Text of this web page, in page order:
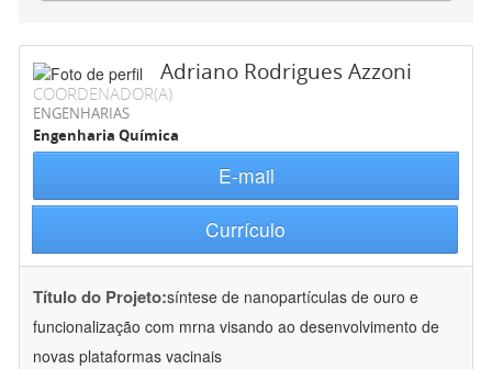
Adriano Rodrigues Azzoni
COORDENADOR(A)
ENGENHARIAS
Engenharia Química
E-mail
Currículo
Título do Projeto:síntese de nanopartículas de ouro e
funcionalização com mrna visando ao desenvolvimento de
novas plataformas vacinais